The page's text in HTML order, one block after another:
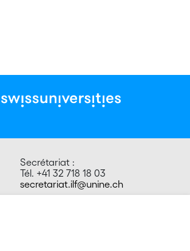
Secrétariat :
Tél. +41 32 718 18 03
secretariat.ilf@unine.ch